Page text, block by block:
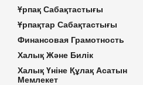
Ұрпақ Сабақтастығы
Ұрпақтар Сабақтастығы
Финансовая Грамотность
Халық Және Билік
Халық Үніне Құлақ Асатын
Мемлекет